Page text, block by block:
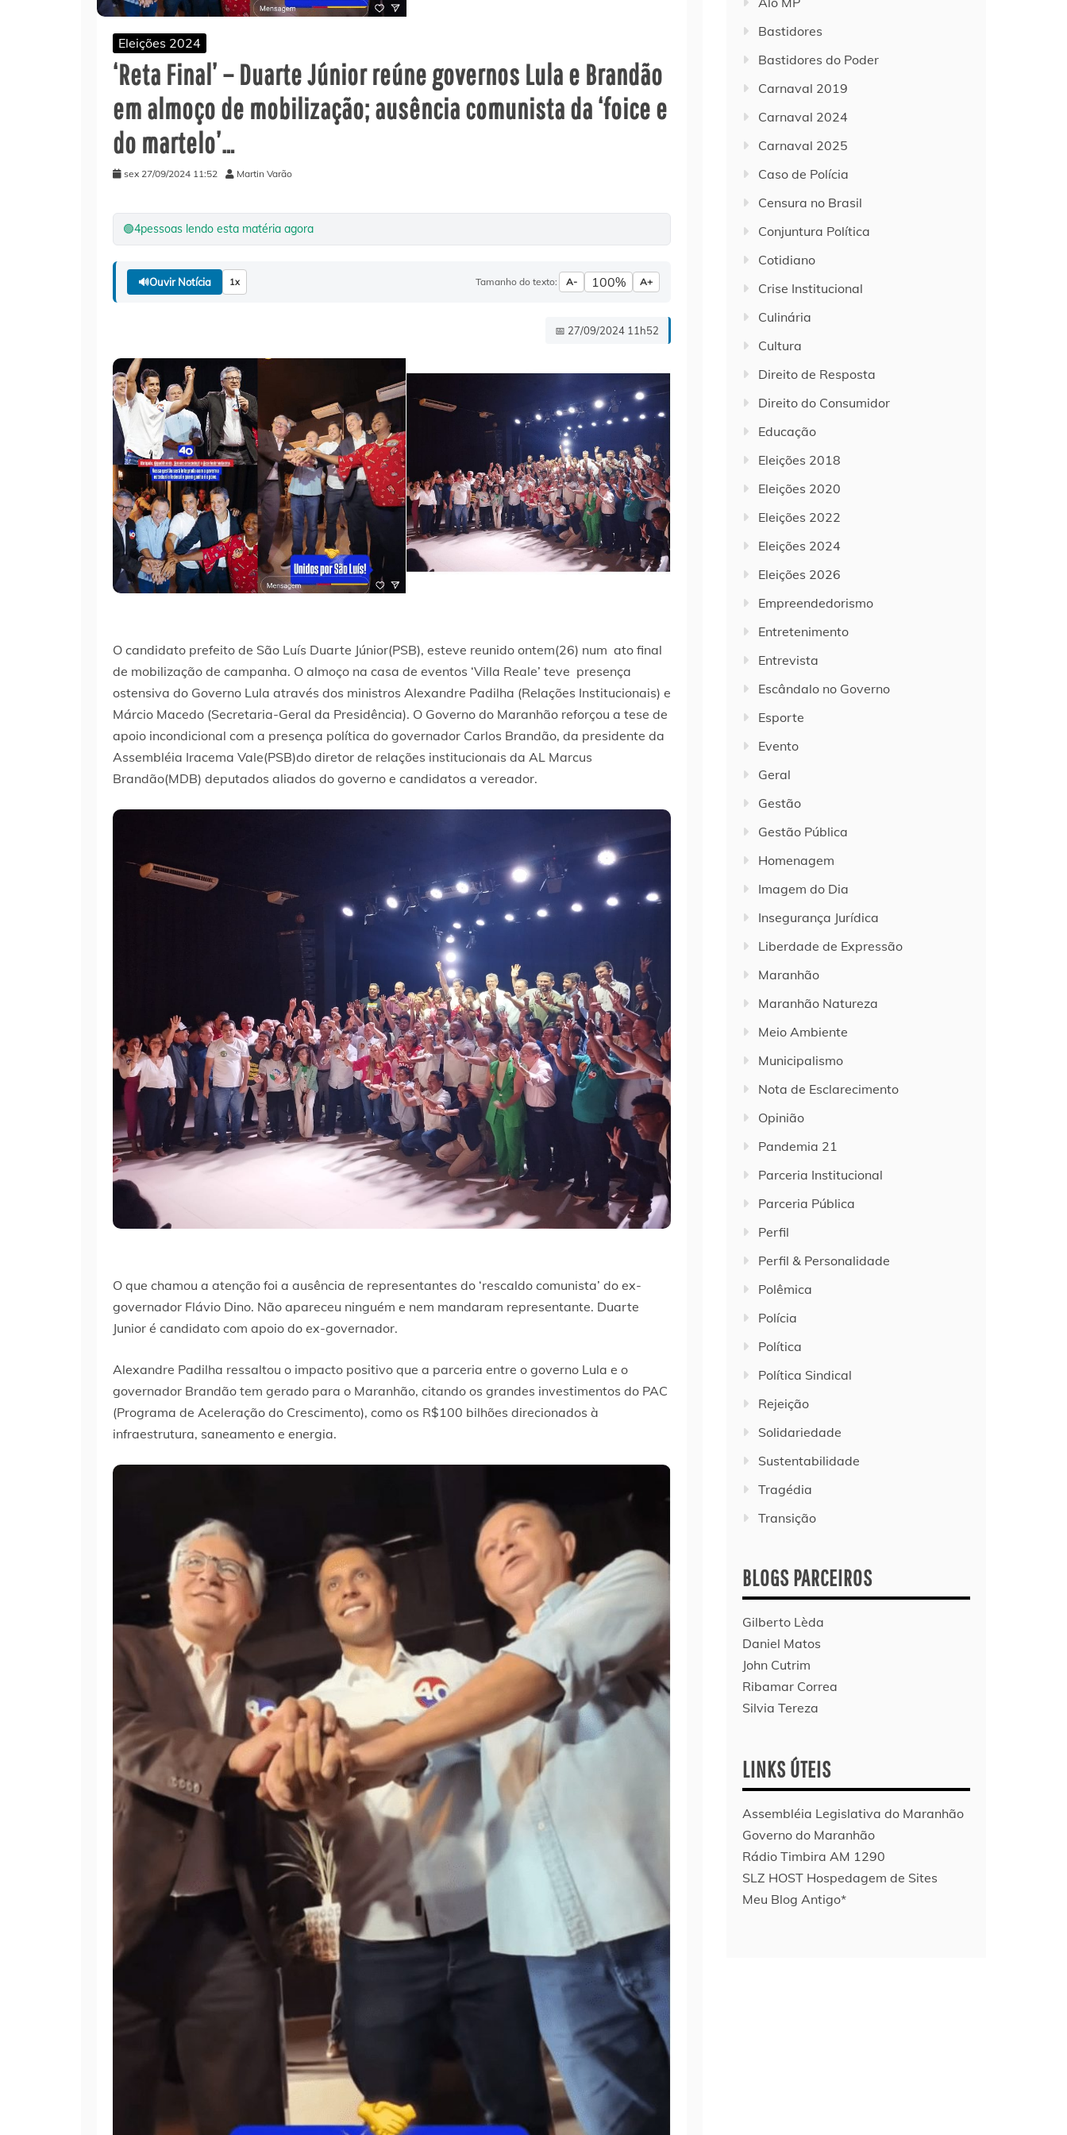
Eleições 2024
‘Reta Final’ – Duarte Júnior reúne governos Lula e Brandão
em almoço de mobilização; ausência comunista da ‘foice e
do martelo’…
sex 27/09/2024 11:52 Martin Varão
🟢4pessoas lendo esta matéria agora
🔊Ouvir Notícia 1x Tamanho do texto: A- 100% A+
📅 27/09/2024 11h52
O candidato prefeito de São Luís Duarte Júnior(PSB), esteve reunido ontem(26) num ato final
de mobilização de campanha. O almoço na casa de eventos ‘Villa Reale’ teve presença
ostensiva do Governo Lula através dos ministros Alexandre Padilha (Relações Institucionais) e
Márcio Macedo (Secretaria-Geral da Presidência). O Governo do Maranhão reforçou a tese de
apoio incondicional com a presença política do governador Carlos Brandão, da presidente da
Assembléia Iracema Vale(PSB)do diretor de relações institucionais da AL Marcus
Brandão(MDB) deputados aliados do governo e candidatos a vereador.
O que chamou a atenção foi a ausência de representantes do ‘rescaldo comunista’ do ex-
governador Flávio Dino. Não apareceu ninguém e nem mandaram representante. Duarte
Junior é candidato com apoio do ex-governador.
Alexandre Padilha ressaltou o impacto positivo que a parceria entre o governo Lula e o
governador Brandão tem gerado para o Maranhão, citando os grandes investimentos do PAC
(Programa de Aceleração do Crescimento), como os R$100 bilhões direcionados à
infraestrutura, saneamento e energia.
Bastidores
Bastidores do Poder
Carnaval 2019
Carnaval 2024
Carnaval 2025
Caso de Polícia
Censura no Brasil
Conjuntura Política
Cotidiano
Crise Institucional
Culinária
Cultura
Direito de Resposta
Direito do Consumidor
Educação
Eleições 2018
Eleições 2020
Eleições 2022
Eleições 2024
Eleições 2026
Empreendedorismo
Entretenimento
Entrevista
Escândalo no Governo
Esporte
Evento
Geral
Gestão
Gestão Pública
Homenagem
Imagem do Dia
Insegurança Jurídica
Liberdade de Expressão
Maranhão
Maranhão Natureza
Meio Ambiente
Municipalismo
Nota de Esclarecimento
Opinião
Pandemia 21
Parceria Institucional
Parceria Pública
Perfil
Perfil & Personalidade
Polêmica
Polícia
Política
Política Sindical
Rejeição
Solidariedade
Sustentabilidade
Tragédia
Transição
BLOGS PARCEIROS
Gilberto Lèda
Daniel Matos
John Cutrim
Ribamar Correa
Silvia Tereza
LINKS ÚTEIS
Assembléia Legislativa do Maranhão
Governo do Maranhão
Rádio Timbira AM 1290
SLZ HOST Hospedagem de Sites
Meu Blog Antigo*